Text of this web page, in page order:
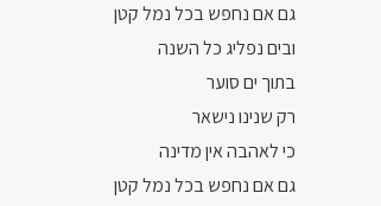
גם אם נחפש בכל נמל קטן
ובים נפליג כל השנה
בתוך ים סוער
רק שנינו נישאר
כי לאהבה אין מדינה
גם אם נחפש בכל נמל קטן